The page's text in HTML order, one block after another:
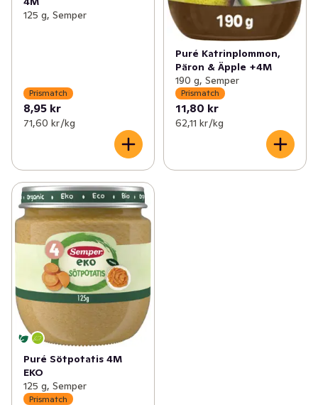
125 g, Semper
Prismatch
8,95 kr
71,60 kr /kg
Puré Katrinplommon,
Päron & Äpple +4M
190 g, Semper
Prismatch
11,80 kr
62,11 kr /kg
Puré Sötpotatis 4M
EKO
125 g, Semper
Prismatch